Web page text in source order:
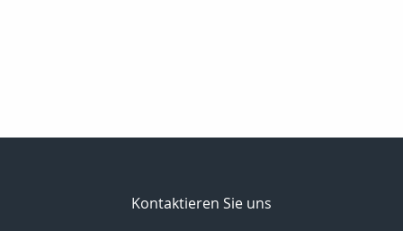
Kontaktieren Sie uns